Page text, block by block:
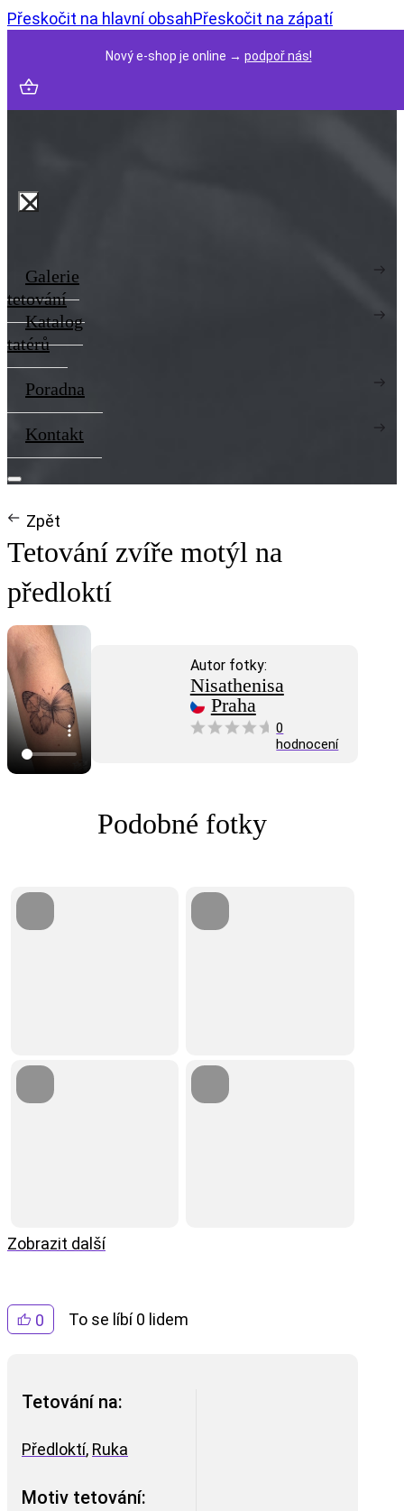
Přeskočit na hlavní obsahPřeskočit na zápatí
Nový e-shop je online → podpoř nás!
Galerie
tetování
Katalog
tatérů
Poradna
Kontakt
Zpět
Autor fotky:
Nisathenisa
Praha
0
hodnocení
Tetování zvíře motýl na
předloktí
0 To se líbí 0 lidem
Tetování na:
Předloktí, Ruka
Motiv tetování:
Podobné fotky
Zobrazit další